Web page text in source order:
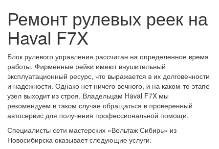
Ремонт рулевых реек на
Haval F7X
Блок рулевого управления рассчитан на определенное время
работы. Фирменные рейки имеют внушительный
эксплуатационный ресурс, что выражается в их долговечности
и надежности. Однако нет ничего вечного, и на каком-то этапе
узел выходит из строя. Владельцам Haval F7X мы
рекомендуем в таком случае обращаться в проверенный
автосервис для получения профессиональной помощи.
Специалисты сети мастерских «Вольтаж Сибирь» из
Новосибирска оказывает следующие услуги: